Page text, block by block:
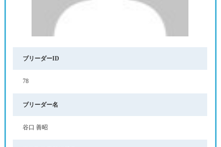
ブリーダーID
78
ブリーダー名
谷口 善昭